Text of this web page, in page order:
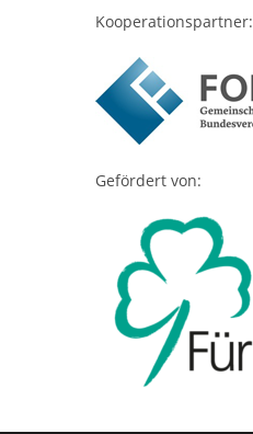
Kooperationspartner:
Gefördert von: